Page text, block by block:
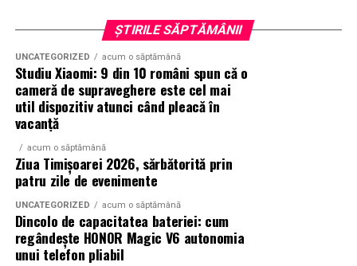
Pentru cei care vor să descopere mai mult decât
parfumul din sticlă, Oriflame a lansat și o serie
episoade disponibile pe YouTube, unde poate fi urmărit
întregul proces de creație, de la inspirație și alegerea
ingredientelor până la competiția dintre parfumieri.
Ce parfum alegi vara?Nu există un răspuns universal.
Dacă îți plac parfumurile proaspete, citrice și energice,
ingredientele precum lime-ul sunt alegerea ideală. Dacă
preferi aromele calde, exotice și cu personalitate, notele
de smochină, cocos și lemn de santal sunt perfecte
pentru serile de vară.
ȘTIRILE SĂPTĂMÂNII
UNCATEGORIZED acum o săptămână
Studiu Xiaomi: 9 din 10 români spun că o
cameră de supraveghere este cel mai
util dispozitiv atunci când pleacă în
vacanță
acum o săptămână
Ziua Timișoarei 2026, sărbătorită prin
patru zile de evenimente
UNCATEGORIZED acum o săptămână
Dincolo de capacitatea bateriei: cum
regândește HONOR Magic V6 autonomia
unui telefon pliabil